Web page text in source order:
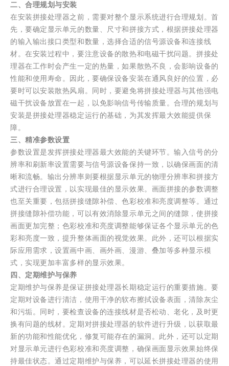
二、合理规划与安装
在安装拼接处理器之前，需要对整个显示系统进行合理规划。首
先，要确定显示单元的数量、尺寸和拼接方式，根据拼接处理器
的输入输出接口类型和数量，选择合适的信号源设备和连接线
材。在安装过程中，要注意设备的散热和电磁干扰问题。拼接处
理器在工作时会产生一定的热量，如果散热不良，会影响设备的
性能和使用寿命。因此，要确保设备安装在通风良好的位置，必
要时可以安装散热风扇。同时，要避免将拼接处理器与其他强电
磁干扰设备放置在一起，以免影响信号传输质量。合理的规划与
安装是拼接处理器稳定运行的基础，为其发挥最大效能提供保
障。
三、精准参数设置
参数设置是发挥拼接处理器最大效能的关键环节。输入信号的分
辨率和刷新率设置需要与信号源设备保持一致，以确保画面的清
晰和流畅。输出分辨率则要根据显示单元的物理分辨率和拼接方
式进行合理设置，以实现最佳的显示效果。画面拼接的参数调整
也至关重要，包括拼接缝隙补偿、色彩校准和亮度调整等。通过
拼接缝隙补偿功能，可以有效消除显示单元之间的缝隙，使拼接
画面更加完整；色彩校准和亮度调整能够保证各个显示单元的色
彩和亮度一致，提升整体画面的视觉效果。此外，还可以根据实
际应用需求，设置画中画、画外画、漫游、叠加等多种显示模
式，实现更加丰富多样的显示效果。
四、定期维护与保养
定期维护与保养是保证拼接处理器长期稳定运行的重要措施。要
定期对设备进行清洁，使用干净的软布擦拭设备表面，清除灰尘
和污垢。同时，要检查设备的连接线材是否松动、老化，及时更
换有问题的线材。定期对拼接处理器的软件进行升级，以获取最
新的功能和性能优化，修复可能存在的漏洞。此外，还可以定期
对显示单元进行色彩校准和亮度调整，确保画面显示效果始终保
持最佳状态。通过定期维护与保养，可以延长拼接处理器的使用